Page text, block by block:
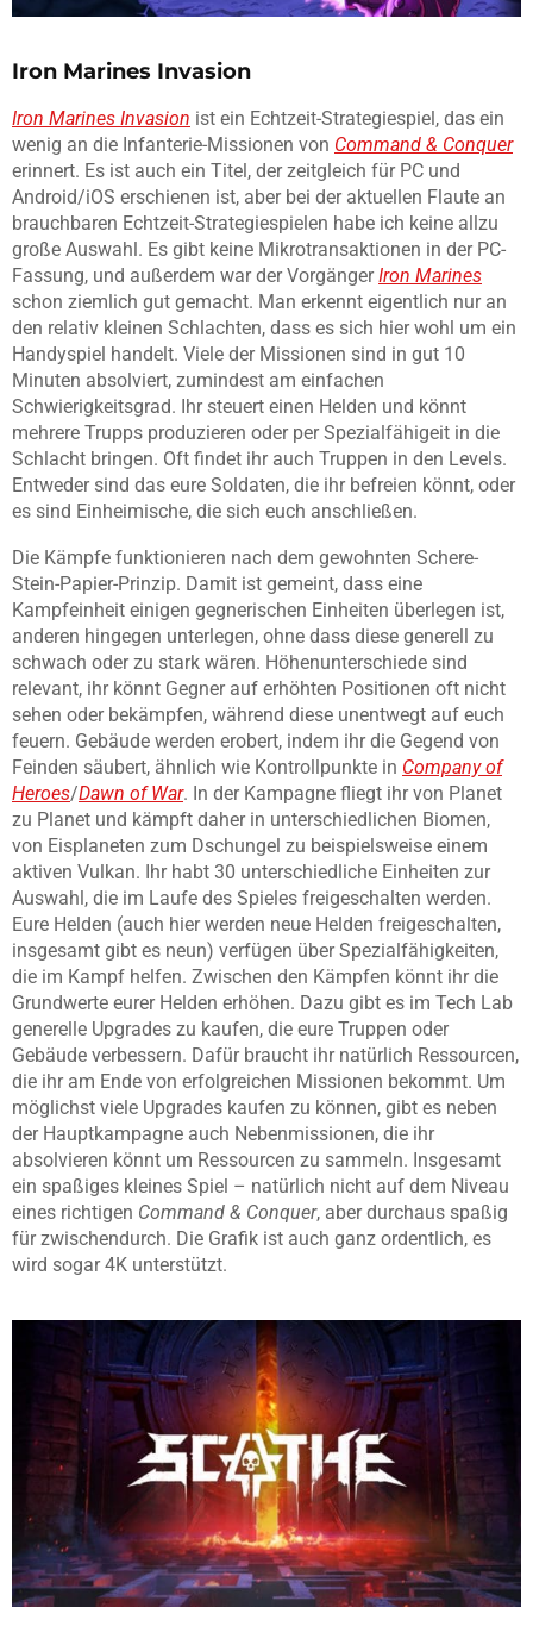
Iron Marines Invasion
Iron Marines Invasion ist ein Echtzeit-Strategiespiel, das ein
wenig an die Infanterie-Missionen von Command & Conquer
erinnert. Es ist auch ein Titel, der zeitgleich für PC und
Android/iOS erschienen ist, aber bei der aktuellen Flaute an
brauchbaren Echtzeit-Strategiespielen habe ich keine allzu
große Auswahl. Es gibt keine Mikrotransaktionen in der PC-
Fassung, und außerdem war der VorgängerIron Marines
schon ziemlich gut gemacht. Man erkennt eigentlich nur an
den relativ kleinen Schlachten, dass es sich hier wohl um ein
Handyspiel handelt. Viele der Missionen sind in gut 10
Minuten absolviert, zumindest am einfachen
Schwierigkeitsgrad. Ihr steuert einen Helden und könnt
mehrere Trupps produzieren oder per Spezialfähigeit in die
Schlacht bringen. Oft findet ihr auch Truppen in den Levels.
Entweder sind das eure Soldaten, die ihr befreien könnt, oder
es sind Einheimische, die sich euch anschließen.
Die Kämpfe funktionieren nach dem gewohnten Schere-
Stein-Papier-Prinzip. Damit ist gemeint, dass eine
Kampfeinheit einigen gegnerischen Einheiten überlegen ist,
anderen hingegen unterlegen, ohne dass diese generell zu
schwach oder zu stark wären. Höhenunterschiede sind
relevant, ihr könnt Gegner auf erhöhten Positionen oft nicht
sehen oder bekämpfen, während diese unentwegt auf euch
feuern. Gebäude werden erobert, indem ihr die Gegend von
Feinden säubert, ähnlich wie Kontrollpunkte in Company of
Heroes/Dawn of War. In der Kampagne fliegt ihr von Planet
zu Planet und kämpft daher in unterschiedlichen Biomen,
von Eisplaneten zum Dschungel zu beispielsweise einem
aktiven Vulkan. Ihr habt 30 unterschiedliche Einheiten zur
Auswahl, die im Laufe des Spieles freigeschalten werden.
Eure Helden (auch hier werden neue Helden freigeschalten,
insgesamt gibt es neun) verfügen über Spezialfähigkeiten,
die im Kampf helfen. Zwischen den Kämpfen könnt ihr die
Grundwerte eurer Helden erhöhen. Dazu gibt es im Tech Lab
generelle Upgrades zu kaufen, die eure Truppen oder
Gebäude verbessern. Dafür braucht ihr natürlich Ressourcen,
die ihr am Ende von erfolgreichen Missionen bekommt. Um
möglichst viele Upgrades kaufen zu können, gibt es neben
der Hauptkampagne auch Nebenmissionen, die ihr
absolvieren könnt um Ressourcen zu sammeln. Insgesamt
ein spaßiges kleines Spiel – natürlich nicht auf dem Niveau
eines richtigen Command & Conquer, aber durchaus spaßig
für zwischendurch. Die Grafik ist auch ganz ordentlich, es
wird sogar 4K unterstützt.